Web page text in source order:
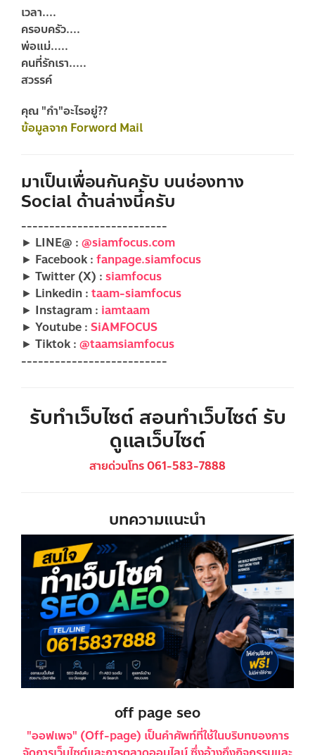
เวลา....
ครอบครัว....
พ่อแม่.....
คนที่รักเรา.....
สวรรค์
คุณ "กำ"อะไรอยู่??
ข้อมูลจาก Forword Mail
มาเป็นเพื่อนกันครับ บนช่องทาง
Social ด้านล่างนี้ครับ
--------------------------
► LINE@ : @siamfocus.com
► Facebook : fanpage.siamfocus
► Twitter (X) : siamfocus
► Linkedin : taam-siamfocus
► Instagram : iamtaam
► Youtube : SiAMFOCUS
► Tiktok : @taamsiamfocus
--------------------------
รับทำเว็บไซต์ สอนทำเว็บไซต์ รับ
ดูแลเว็บไซต์
สายด่วนโทร 061-583-7888
บทความแนะนำ
off page seo
"ออฟเพจ" (Off-page) เป็นคำศัพท์ที่ใช้ในบริบทของการ